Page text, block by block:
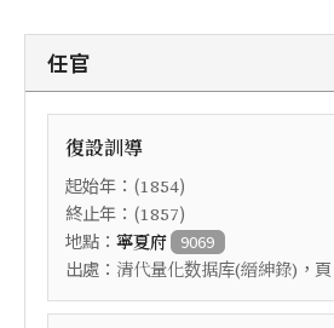
任官
復設訓導
起始年：(1854)
終止年：(1857)
地點： 寧夏府 9069
出處： 清代量化数据库(縉紳錄) ，頁